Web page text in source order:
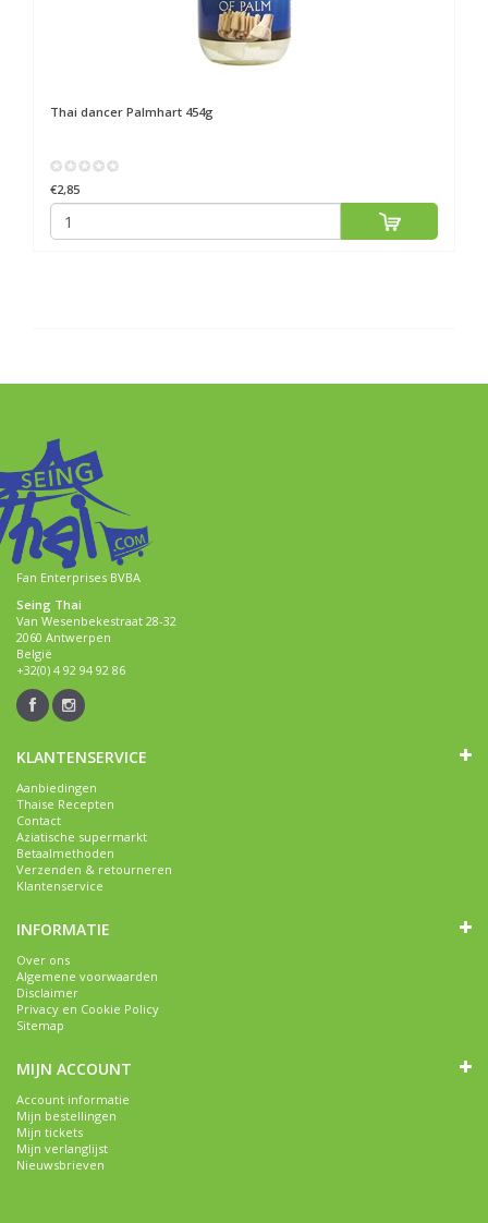
Thai dancer Palmhart 454g
€2,85
Fan Enterprises BVBA
Seing Thai
Van Wesenbekestraat 28-32
2060 Antwerpen
België
+32(0) 4 92 94 92 86
KLANTENSERVICE
Aanbiedingen
Thaise Recepten
Contact
Aziatische supermarkt
Betaalmethoden
Verzenden & retourneren
Klantenservice
INFORMATIE
Over ons
Algemene voorwaarden
Disclaimer
Privacy en Cookie Policy
Sitemap
MIJN ACCOUNT
Account informatie
Mijn bestellingen
Mijn tickets
Mijn verlanglijst
Nieuwsbrieven